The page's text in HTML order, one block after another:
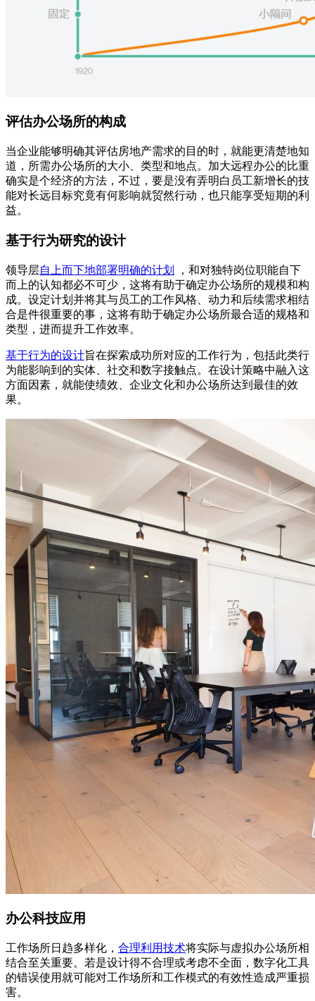
评估办公场所的构成
当企业能够明确其评估房地产需求的目的时，就能更清楚地知
道，所需办公场所的大小、类型和地点。加大远程办公的比重
确实是个经济的方法，不过，要是没有弄明白员工新增长的技
能对长远目标究竟有何影响就贸然行动，也只能享受短期的利
益。
基于行为研究的设计
领导层自上而下地部署明确的计划
，和对独特岗位职能自下
而上的认知都必不可少，这将有助于确定办公场所的规模和构
成。设定计划并将其与员工的工作风格、动力和后续需求相结
合是件很重要的事，这将有助于确定办公场所最合适的规格和
类型，进而提升工作效率。
基于行为的设计旨在探索成功所对应的工作行为，包括此类行
为能影响到的实体、社交和数字接触点。在设计策略中融入这
方面因素，就能使绩效、企业文化和办公场所达到最佳的效
果。
办公科技应用
工作场所日趋多样化， 合理利用技术将实际与虚拟办公场所相
结合至关重要。若是设计得不合理或考虑不全面，数字化工具
的错误使用就可能对工作场所和工作模式的有效性造成严重损
害。